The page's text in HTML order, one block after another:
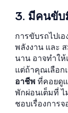
3. มีคนขับ
การขับรถไปเ
พลังงาน และ
นาน อาจทำให้
แต่ถ้าคุณเลือก
อาชีพ ที่คอยดู
พักผ่อนเต็มที่ ไ
ชอบเรื่องการ